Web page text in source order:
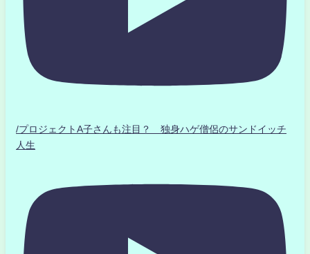
/プロジェクトA子さんも注目？ 独身ハゲ僧侶のサンドイッチ
人生